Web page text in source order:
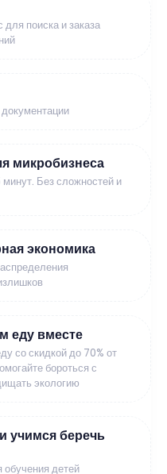
поиска и заказа
документации
микробизнеса
Без сложностей и
экономика
еду вместе
со скидкой до 70% от
бороться с
экологию
учимся беречь
обучения детей